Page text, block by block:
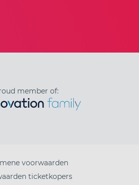
member of:
voorwaarden
ticketkopers